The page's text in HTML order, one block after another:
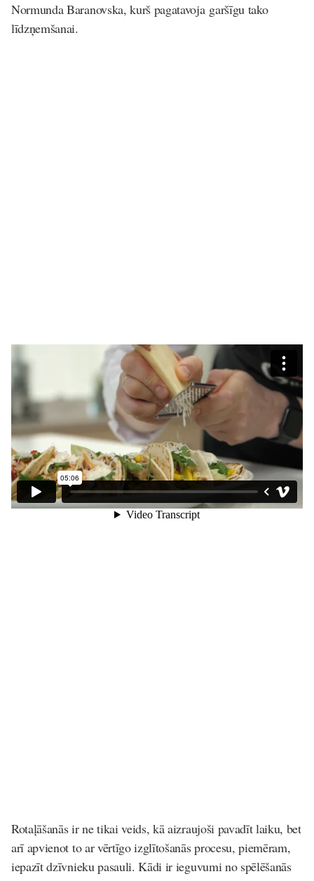
Normunda Baranovska, kurš pagatavoja garšīgu tako
līdzņemšanai.
Rotaļāšanās ir ne tikai veids, kā aizraujoši pavadīt laiku, bet
arī apvienot to ar vērtīgo izglītošanās procesu, piemēram,
iepazīt dzīvnieku pasauli. Kādi ir ieguvumi no spēlēšanās